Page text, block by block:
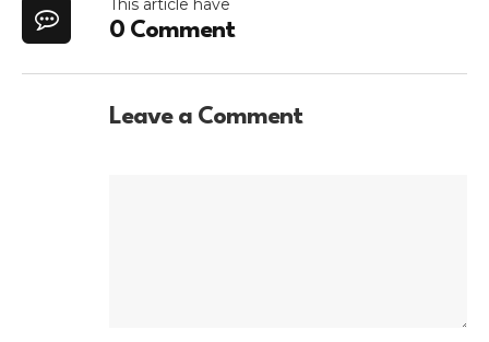
This article have
0 Comment
Leave a Comment